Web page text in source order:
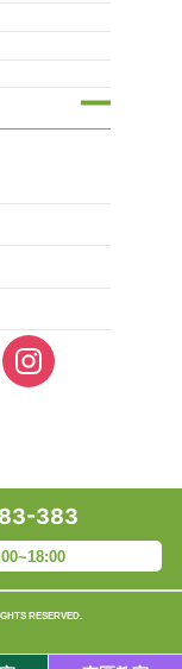
383
RESERVED.